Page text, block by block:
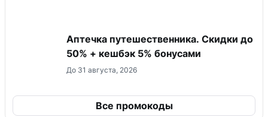
Аптечка путешественника. Скидки до
50% + кешбэк 5% бонусами
До 31 августа, 2026
Все промокоды